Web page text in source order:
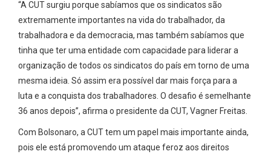
“A CUT surgiu porque sabíamos que os sindicatos são
extremamente importantes na vida do trabalhador, da
trabalhadora e da democracia, mas também sabíamos que
tinha que ter uma entidade com capacidade para liderar a
organização de todos os sindicatos do país em torno de uma
mesma ideia. Só assim era possível dar mais força para a
luta e a conquista dos trabalhadores. O desafio é semelhante
36 anos depois”, afirma o presidente da CUT, Vagner Freitas.
Com Bolsonaro, a CUT tem um papel mais importante ainda,
pois ele está promovendo um ataque feroz aos direitos